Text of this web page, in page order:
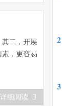
二，开展
，更容易
详细阅读
2
3